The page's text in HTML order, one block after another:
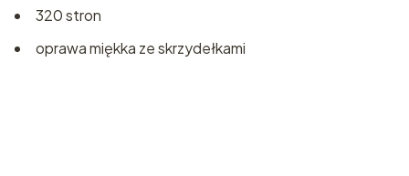
320 stron
oprawa miękka ze skrzydełkami